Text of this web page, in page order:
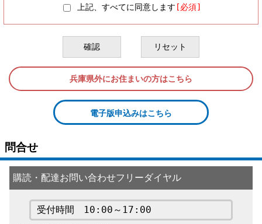
上記、すべてに同意します [必須]
兵庫県外にお住まいの方はこちら
電子版申込みはこちら
問合せ
購読・配達お問い合わせフリーダイヤル
受付時間 10:00～17:00